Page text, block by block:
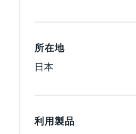
所在地
日本
利用製品